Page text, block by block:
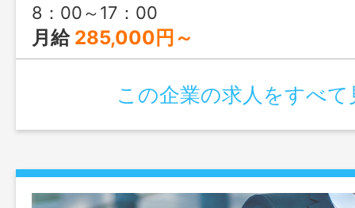
8：00～17：00
月給 285,000円～
この企業の求人をすべて